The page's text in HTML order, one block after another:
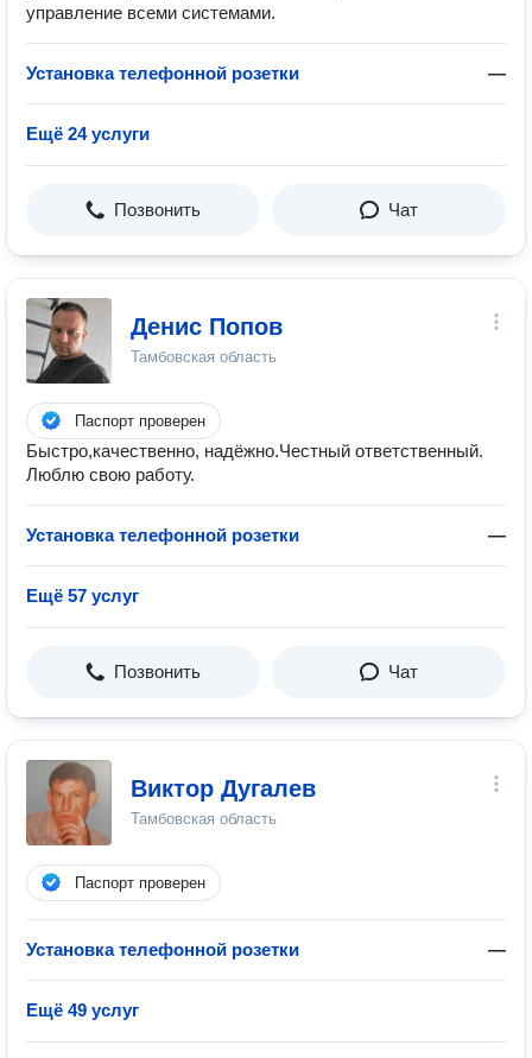
управление всеми системами.
Установка телефонной розетки —
Ещё 24 услуги
Позвонить Чат
Денис Попов
Тамбовская область
Паспорт проверен
Быстро,качественно, надёжно.Честный ответственный.
Люблю свою работу.
Установка телефонной розетки —
Ещё 57 услуг
Позвонить Чат
Виктор Дугалев
Тамбовская область
Паспорт проверен
Установка телефонной розетки —
Ещё 49 услуг